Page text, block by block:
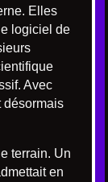
Elles
logiciel de
Avec
désormais
terrain. Un
en